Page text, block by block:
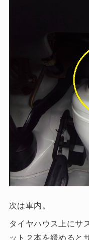
次は車内。
タイヤハウス上にサ
ット２本を緩めると